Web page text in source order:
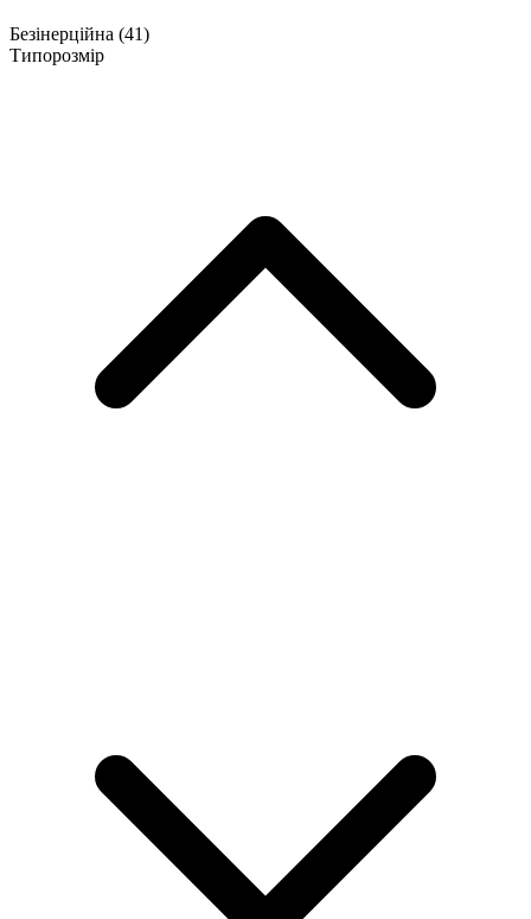
Безінерційна (41)
Типорозмір